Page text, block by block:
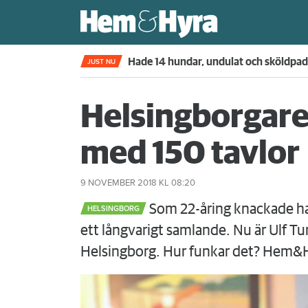
JUST NU Kompisdealen blev verklighet – 40
med 150 tavlor
9 NOVEMBER 2018 KL 08:20
HELSINGBORG
Som 22-åring knackade
ett långvarigt samlande. Nu är Ulf
Helsingborg. Hur funkar det?